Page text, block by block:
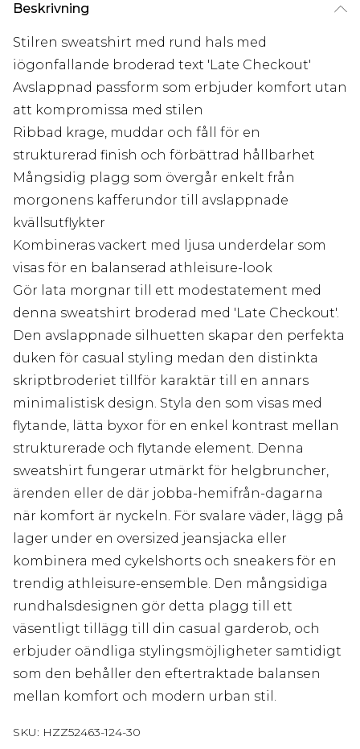
Beskrivning
Stilren sweatshirt med rund hals med
iögonfallande broderad text 'Late Checkout'
Avslappnad passform som erbjuder komfort utan
att kompromissa med stilen
Ribbad krage, muddar och fåll för en
strukturerad finish och förbättrad hållbarhet
Mångsidig plagg som övergår enkelt från
morgonens kafferundor till avslappnade
kvällsutflykter
Kombineras vackert med ljusa underdelar som
visas för en balanserad athleisure-look
Gör lata morgnar till ett modestatement med
denna sweatshirt broderad med 'Late Checkout'.
Den avslappnade silhuetten skapar den perfekta
duken för casual styling medan den distinkta
skriptbroderiet tillför karaktär till en annars
minimalistisk design. Styla den som visas med
flytande, lätta byxor för en enkel kontrast mellan
strukturerade och flytande element. Denna
sweatshirt fungerar utmärkt för helgbruncher,
ärenden eller de där jobba-hemifrån-dagarna
när komfort är nyckeln. För svalare väder, lägg på
lager under en oversized jeansjacka eller
kombinera med cykelshorts och sneakers för en
trendig athleisure-ensemble. Den mångsidiga
rundhalsdesignen gör detta plagg till ett
väsentligt tillägg till din casual garderob, och
erbjuder oändliga stylingsmöjligheter samtidigt
som den behåller den eftertraktade balansen
mellan komfort och modern urban stil.
SKU: HZZ52463-124-30